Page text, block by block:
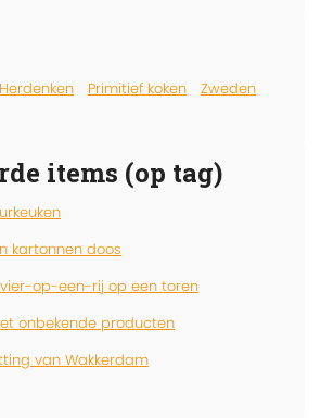
Primitief koken Zweden
items (op tag)
kartonnen doos
op-een-rij op een toren
onbekende producten
van Wakkerdam